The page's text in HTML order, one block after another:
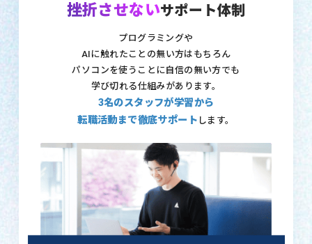
挫折させないサポート体制
プログラミングや
AIに触れたことの無い方はもちろん
パソコンを使うことに自信の無い方でも
学び切れる仕組みがあります。
3名のスタッフが学習から
転職活動まで徹底サポート します。